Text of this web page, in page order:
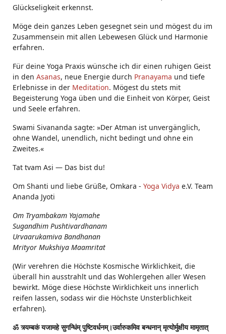
Glückseligkeit erkennst.
Möge dein ganzes Leben gesegnet sein und mögest du im
Zusammensein mit allen Lebewesen Glück und Harmonie
erfahren.
Für deine Yoga Praxis wünsche ich dir einen ruhigen Geist
in den Asanas, neue Energie durch Pranayama und tiefe
Erlebnisse in der Meditation. Mögest du stets mit
Begeisterung Yoga üben und die Einheit von Körper, Geist
und Seele erfahren.
Swami Sivananda sagte: »Der Atman ist unvergänglich,
ohne Wandel, unendlich, nicht bedingt und ohne ein
Zweites.«
Tat tvam Asi ― Das bist du!
Om Shanti und liebe Grüße, Omkara - Yoga Vidya e.V. Team
Ananda Jyoti
Om Tryambakam Yajamahe
Sugandhim Pushtivardhanam
Urvaarukamiva Bandhanan
Mrityor Mukshiya Maamritat
(Wir verehren die Höchste Kosmische Wirklichkeit, die
überall hin ausstrahlt und das Wohlergehen aller Wesen
bewirkt. Möge diese Höchste Wirklichkeit uns innerlich
reifen lassen, sodass wir die Höchste Unsterblichkeit
erfahren).
ॐ त्र्यम्बकं यजामहे सुगन्धिंम् पुष्टिवर्धनम्।उर्वारुकमिव बन्धनान् मृत्योर्मुक्षीय मामृतात्